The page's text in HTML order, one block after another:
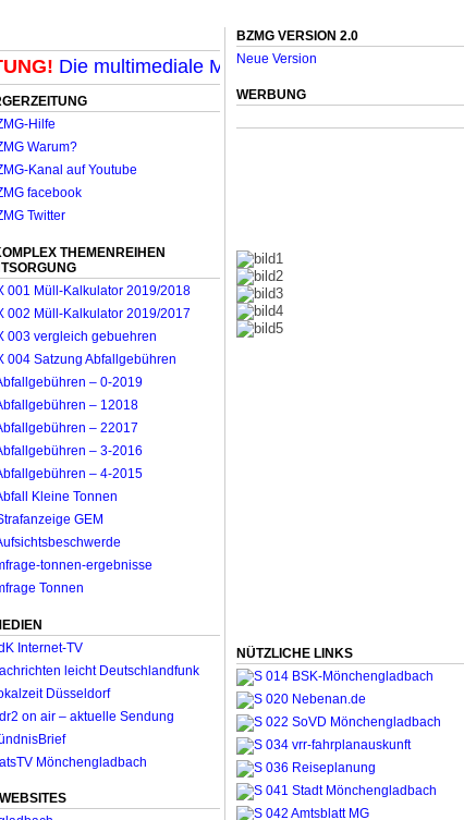
Die multimediale Mit-Mach-Zeitung für
THEMENREIHEN
BZMG VERSION 2.0
Neue Version
WERBUNG
NÜTZLICHE LINKS